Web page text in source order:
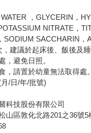
，GLYCERIN，
NITRATE，
SACCHARIN，
建議於起床後、飯後及
，避免日照。
，請置於幼童無法取得處
/日/年/批號)
科技股份有限公司
山區敦化北路201之36號5